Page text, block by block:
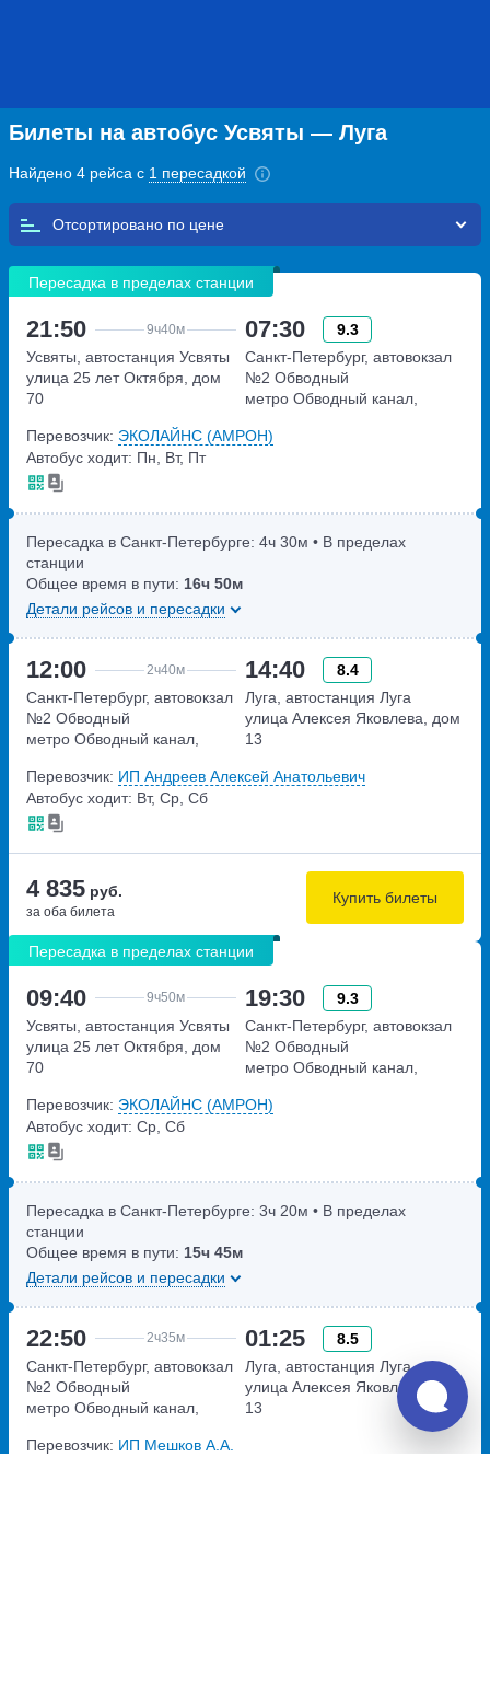
Билеты на автобус Усвяты — Луга
Найдено 4 рейса с 1 пересадкой
Отсортировано по
Пересадка в пределах станции
21:50 9ч40м
Усвяты, автостанция Усвяты
улица 25 лет Октября, дом
70
07:30
9.3
Санкт-Петербург, автовокзал
№2 Обводный
метро Обводный канал,
канала, дом 36
Перевозчик: ЭКОЛАЙНС (АМРОН)
Автобус ходит: Пн, Вт, Пт
12:00 2ч40м
Санкт-Петербург, автовокзал
№2 Обводный
метро Обводный канал,
канала, дом 36
14:40
8.4
Луга, автостанция Луга
улица Алексея Яковлева, дом
13
Перевозчик: ИП Андреев Алексей Анатольевич
Автобус ходит: Вт, Ср, Сб
Пересадка в Санкт-Петербурге: 4ч 30м • В пределах
станции
Общее время в пути: 16ч 50м
Детали рейсов и пересадки
4 835 руб.
за оба билета
Купить билеты
Пересадка в пределах станции
09:40 9ч50м
Усвяты, автостанция Усвяты
улица 25 лет Октября, дом
70
19:30
9.3
Санкт-Петербург, автовокзал
№2 Обводный
метро Обводный канал,
канала, дом 36
Перевозчик: ЭКОЛАЙНС (АМРОН)
Автобус ходит: Ср, Сб
22:50 2ч35м
Санкт-Петербург, автовокзал
№2 Обводный
метро Обводный канал,
канала, дом 36
01:25
8.5
Луга, автостанция Луга
улица Алексея Яковлева, дом
13
Перевозчик: ИП Мешков А.А.
Пересадка в Санкт-Петербурге: 3ч 20м • В пределах
станции
Общее время в пути: 15ч 45м
Детали рейсов и пересадки